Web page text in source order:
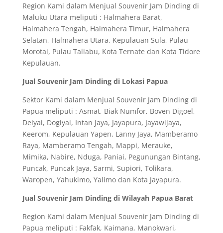
Region Kami dalam Menjual Souvenir Jam Dinding di
Maluku Utara meliputi : Halmahera Barat,
Halmahera Tengah, Halmahera Timur, Halmahera
Selatan, Halmahera Utara, Kepulauan Sula, Pulau
Morotai, Pulau Taliabu, Kota Ternate dan Kota Tidore
Kepulauan.
Jual Souvenir Jam Dinding di Lokasi Papua
Sektor Kami dalam Menjual Souvenir Jam Dinding di
Papua meliputi : Asmat, Biak Numfor, Boven Digoel,
Deiyai, Dogiyai, Intan Jaya, Jayapura, Jayawijaya,
Keerom, Kepulauan Yapen, Lanny Jaya, Mamberamo
Raya, Mamberamo Tengah, Mappi, Merauke,
Mimika, Nabire, Nduga, Paniai, Pegunungan Bintang,
Puncak, Puncak Jaya, Sarmi, Supiori, Tolikara,
Waropen, Yahukimo, Yalimo dan Kota Jayapura.
Jual Souvenir Jam Dinding di Wilayah Papua Barat
Region Kami dalam Menjual Souvenir Jam Dinding di
Papua meliputi : Fakfak, Kaimana, Manokwari,